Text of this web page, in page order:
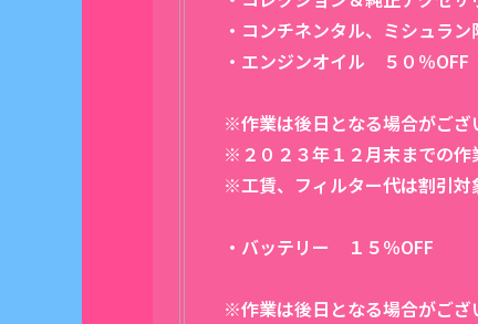
・コンチネンタル、ミシュラ
・エンジンオイル ５０％OFF
※作業は後日となる場合がござ
※２０２３年１２月末までの作
※工賃、フィルター代は割引対
・バッテリー １５％OFF
※作業は後日となる場合がござ